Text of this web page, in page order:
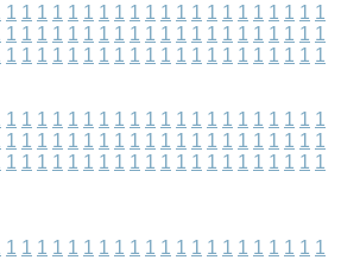
1 1 1 1 1 1 1 1 1 1 1 1 1 1 1 1 1 1 1 1 1
1 1 1 1 1 1 1 1 1 1 1 1 1 1 1 1 1 1 1 1 1
1 1 1 1 1 1 1 1 1 1 1 1 1 1 1 1 1 1 1 1 1
1 1 1 1 1 1 1 1 1 1 1 1 1 1 1 1 1 1 1 1 1
1 1 1 1 1 1 1 1 1 1 1 1 1 1 1 1 1 1 1 1 1
1 1 1 1 1 1 1 1 1 1 1 1 1 1 1 1 1 1 1 1 1
1 1 1 1 1 1 1 1 1 1 1 1 1 1 1 1 1 1 1 1 1